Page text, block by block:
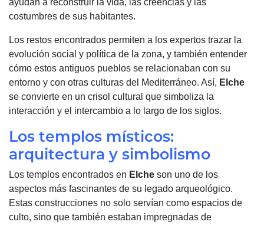
costumbres de sus habitantes.
Los restos encontrados permiten a los expertos trazar la
evolución social y política de la zona, y también entender
cómo estos antiguos pueblos se relacionaban con su
entorno y con otras culturas del Mediterráneo. Así, Elche
se convierte en un crisol cultural que simboliza la
interacción y el intercambio a lo largo de los siglos.
Los templos místicos:
arquitectura y simbolismo
Los templos encontrados en Elche son uno de los
aspectos más fascinantes de su legado arqueológico.
Estas construcciones no solo servían como espacios de
culto, sino que también estaban impregnadas de